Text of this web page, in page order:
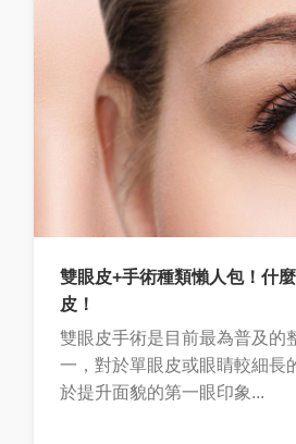
雙眼皮+手術種類懶人包！什
皮！
雙眼皮手術是目前最為普及的
一，對於單眼皮或眼睛較細長
於提升面貌的第一眼印象...